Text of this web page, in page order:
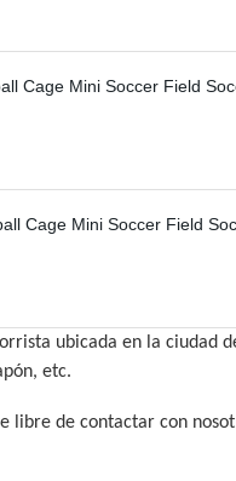
ubicada en la ciudad
etc.
libre de contactar con